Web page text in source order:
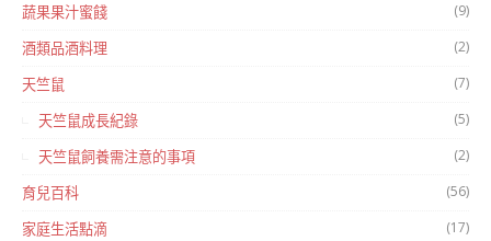
蔬果果汁蜜餞 (9)
酒類品酒料理 (2)
天竺鼠 (7)
天竺鼠成長紀錄 (5)
天竺鼠飼養需注意的事項 (2)
育兒百科 (56)
家庭生活點滴 (17)